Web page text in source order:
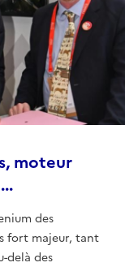
moteur
des
fort majeur, tant
delà des